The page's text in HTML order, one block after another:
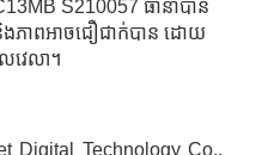
S210057 ធានាបាន
ងភាពអាចជឿជាក់បាន ដោយ
វេលា។
Digital Technology Co.,